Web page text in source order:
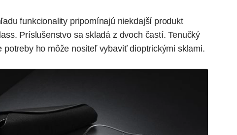
funkcionality pripomínajú niekdajší produkt
Príslušenstvo sa skladá z dvoch častí. Tenučký
ho môže nositeľ vybaviť dioptrickými sklami.